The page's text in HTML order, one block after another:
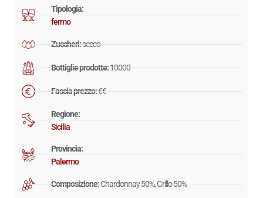
Tipologia:
fermo
Zuccheri:secco
Bottiglie prodotte:10000
Fascia prezzo:€€
Regione:
Sicilia
Provincia:
Palermo
Composizione:Chardonnay 50%, Grillo 50%